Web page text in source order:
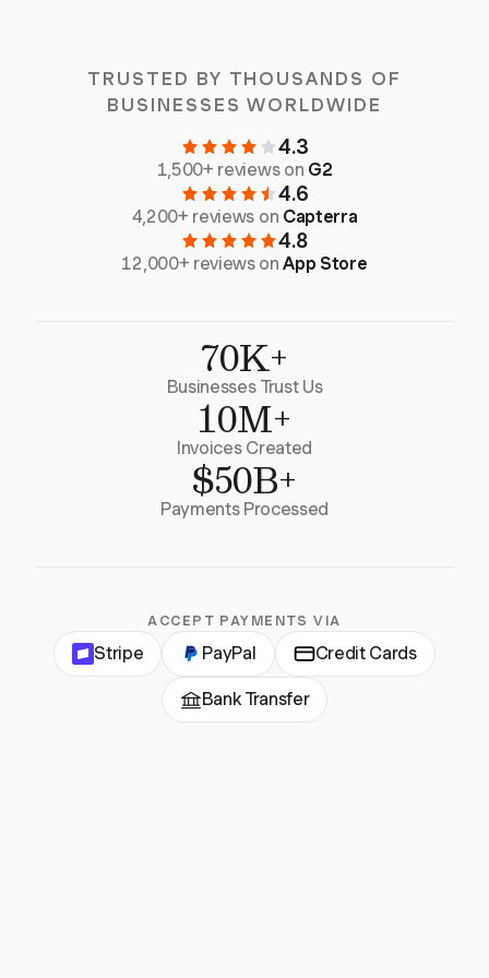
TRUSTED BY THOUSANDS OF
BUSINESSES WORLDWIDE
4.3
1,500+ reviews on G2
4.6
4,200+ reviews on Capterra
4.8
12,000+ reviews onApp Store
70K+
Businesses Trust Us
10M+
Invoices Created
$50B+
Payments Processed
ACCEPT PAYMENTS VIA
Stripe PayPal Credit Cards
Bank Transfer